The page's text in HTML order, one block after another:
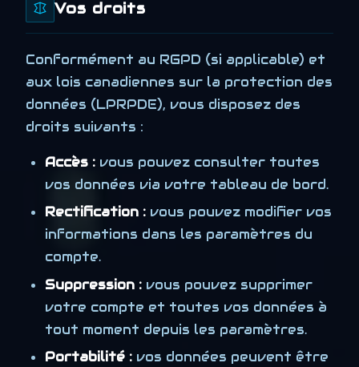
Vos droits
Conformément au RGPD (si applicable) et
aux lois canadiennes sur la protection des
données (LPRPDE), vous disposez des
droits suivants :
Accès : vous pouvez consulter toutes
vos données via votre tableau de bord.
Rectification : vous pouvez modifier vos
informations dans les paramètres du
compte.
Suppression : vous pouvez supprimer
votre compte et toutes vos données à
tout moment depuis les paramètres.
Portabilité : vos données peuvent être